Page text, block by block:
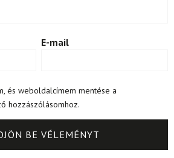
E-mail
és weboldalcímem mentése a
hozzászólásomhoz.